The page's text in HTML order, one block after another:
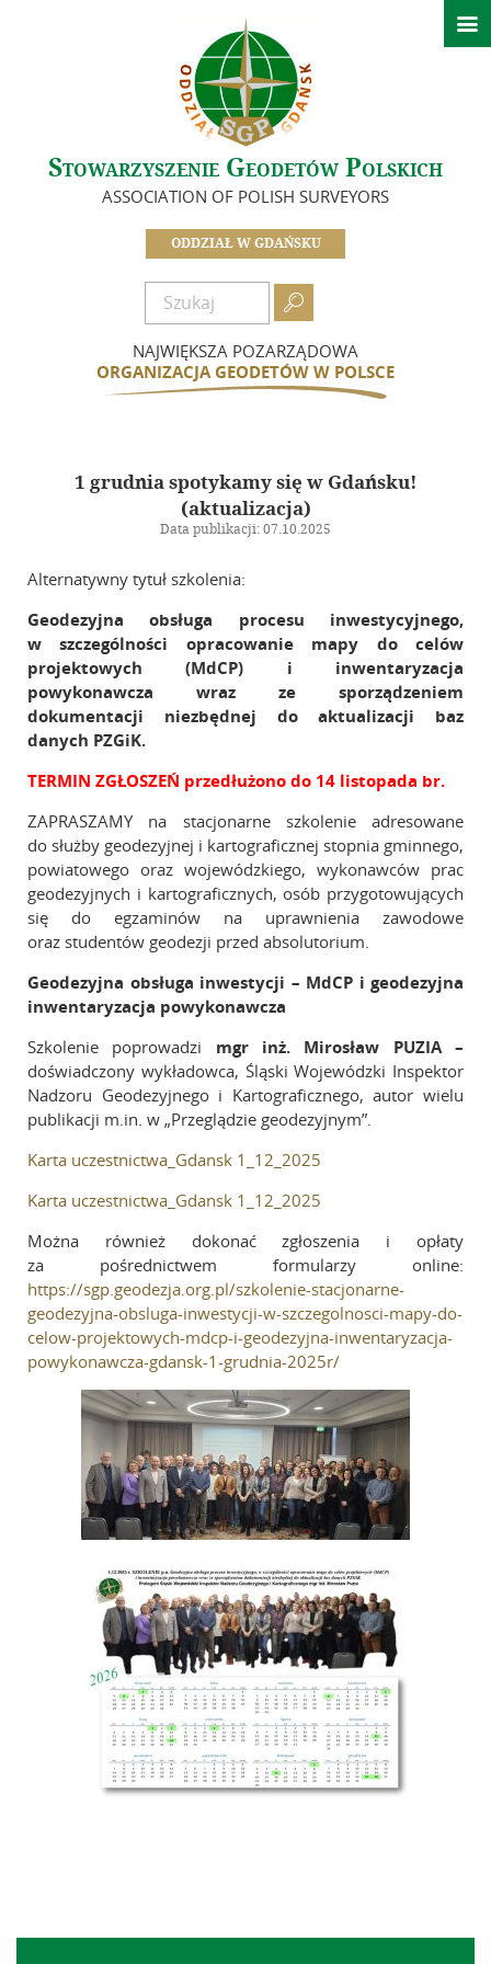
Stowarzyszenie Geodetów Polskich
ASSOCIATION OF POLISH SURVEYORS
ODDZIAŁ W GDAŃSKU

NAJWIĘKSZA POZARZĄDOWA
ORGANIZACJA GEODETÓW W POLSCE

Strona główna
Ważne informacje
O nas
Zarząd
In Memoriam
Historia Oddziału
Dokumenty
Składki
Kalendarz wydarzeń
Biuletyn
Galeria
Szkolenia
Zarząd Główny
1 grudnia spotykamy się w Gdańsku!
(aktualizacja)
Data publikacji: 07.10.2025
Alternatywny tytuł szkolenia:
Geodezyjna obsługa procesu inwestycyjnego,
w szczególności opracowanie mapy do celów
projektowych (MdCP) i inwentaryzacja
powykonawcza wraz ze sporządzeniem
dokumentacji niezbędnej do aktualizacji baz
danych PZGiK.
TERMIN ZGŁOSZEŃ przedłużono do 14 listopada br.
ZAPRASZAMY na stacjonarne szkolenie adresowane
do służby geodezyjnej i kartograficznej stopnia gminnego,
powiatowego oraz wojewódzkiego, wykonawców prac
geodezyjnych i kartograficznych, osób przygotowujących
się do egzaminów na uprawnienia zawodowe
oraz studentów geodezji przed absolutorium.
Geodezyjna obsługa inwestycji – MdCP i geodezyjna
inwentaryzacja powykonawcza
Szkolenie poprowadzi mgr inż. Mirosław PUZIA
–
doświadczony wykładowca, Śląski Wojewódzki Inspektor
Nadzoru Geodezyjnego i Kartograficznego, autor wielu
publikacji m.in. w „Przeglądzie geodezyjnym”.
Karta uczestnictwa_Gdansk 1_12_2025
Karta uczestnictwa_Gdansk 1_12_2025
Można również dokonać zgłoszenia i opłaty
za pośrednictwem formularzy online:
https://sgp.geodezja.org.pl/szkolenie-stacjonarne-
geodezyjna-obsluga-inwestycji-w-szczegolnosci-mapy-do-
celow-projektowych-mdcp-i-geodezyjna-inwentaryzacja-
powykonawcza-gdansk-1-grudnia-2025r/